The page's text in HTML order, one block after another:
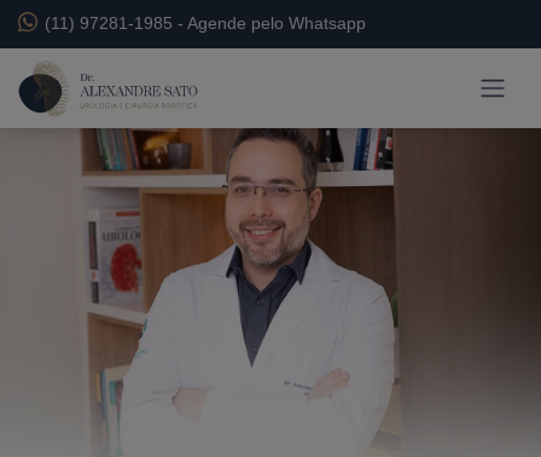
(11) 97281-1985 - Agende pelo Whatsapp